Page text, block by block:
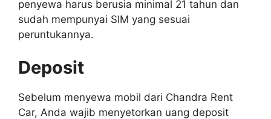
penyewa harus berusia minimal 21 tahun dan
sudah mempunyai SIM yang sesuai
peruntukannya.
Deposit
Sebelum menyewa mobil dari Chandra Rent
Car, Anda wajib menyetorkan uang deposit